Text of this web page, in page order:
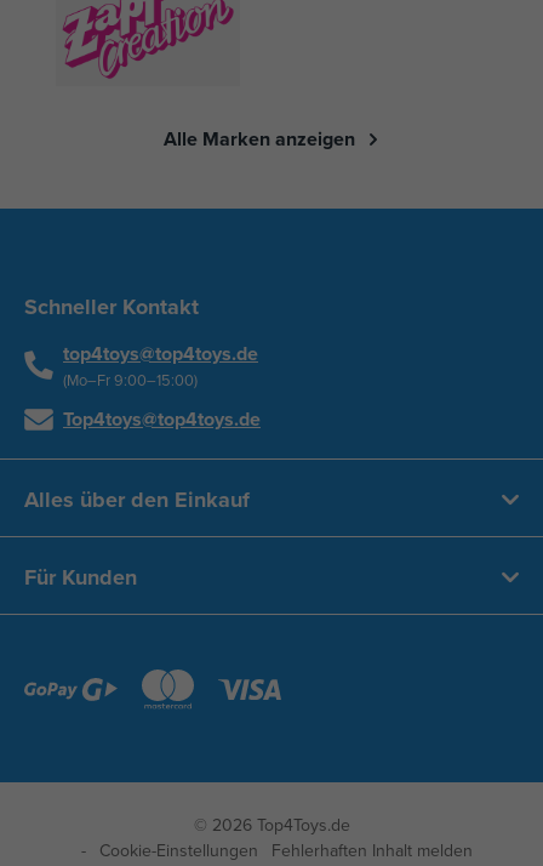
Alle Marken anzeigen
Schneller Kontakt
top4toys@top4toys.de
(Mo–Fr 9:00–15:00)
Top4toys@top4toys.de
Alles über den Einkauf
Für Kunden
© 2026 Top4Toys.de
Cookie-Einstellungen
Fehlerhaften Inhalt melden